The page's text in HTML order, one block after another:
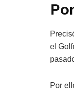
el
Por